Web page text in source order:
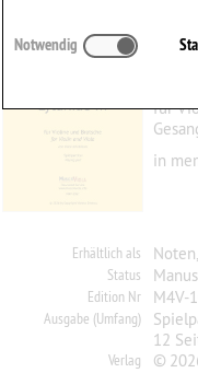
für
in
Erhältlich als
Status
Edition Nr M4V-
Ausgabe (Umfang)
12
Verlag
©
Notwendig